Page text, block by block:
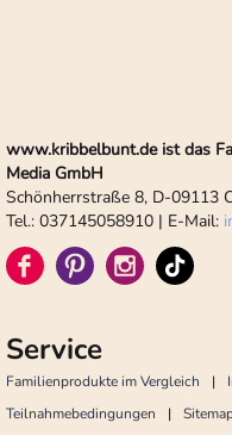
www.kribbelbunt.de ist das
Media GmbH
Schönherrstraße 8, D-09113
Tel.: 037145058910 | E-Mail:
Service
Familienprodukte im Vergleich
Teilnahmebedingungen